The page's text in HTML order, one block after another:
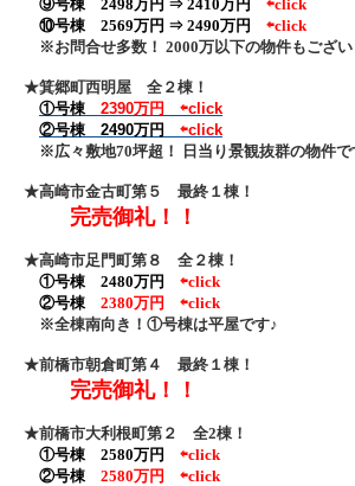
⑨号棟 2498万円 ⇒ 2410万円
⇦click
⑩号棟 2569万円 ⇒ 2490万円
⇦click
※お問合せ多数！ 2000万以下の物件もござい
★箕郷町西明屋 全２棟！
①号棟
2390万円 ⇦click
②号棟 2490万円
⇦click
※広々敷地70坪超！ 日当り景観抜群の物件で
★高崎市金古町第５ 最終１棟！
完売御礼！！
★高崎市足門町第８ 全２棟！
①号棟 2480万円
⇦click
②号棟
2380万円
⇦click
※全棟南向き！①号棟は平屋です♪
★前橋市朝倉町第４ 最終１棟！
完売御礼！！
★前橋市大利根町第２ 全2棟！
①号棟 2580万円
⇦click
②号棟
2580万円 ⇦click